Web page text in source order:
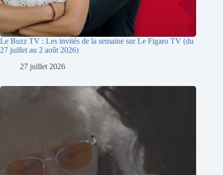
Le Buzz TV : Les invités de la semaine sur Le Figaro TV (du
27 juillet au 2 août 2026)
27 juillet 2026